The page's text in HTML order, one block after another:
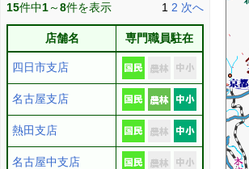
15件中1～8件を表示 1 2 次へ
店舗名 専門職員駐在
四日市支店
名古屋支店
熱田支店
名古屋中支店